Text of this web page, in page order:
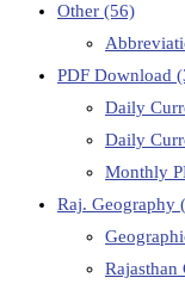
Other (56)
PDF Download
Daily
Daily
Monthly
Raj. Geography